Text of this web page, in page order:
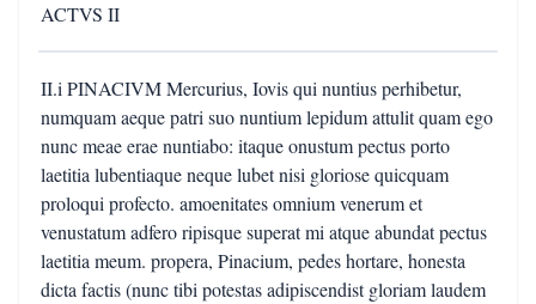
ACTVS II
II.i PINACIVM Mercurius, Iovis qui nuntius perhibetur,
numquam aeque patri suo nuntium lepidum attulit quam ego
nunc meae erae nuntiabo: itaque onustum pectus porto
laetitia lubentiaque neque lubet nisi gloriose quicquam
proloqui profecto. amoenitates omnium venerum et
venustatum adfero ripisque superat mi atque abundat pectus
laetitia meum. propera, Pinacium, pedes hortare, honesta
dicta factis (nunc tibi potestas adipiscendist gloriam laudem